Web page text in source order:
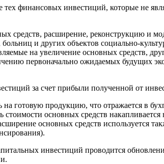
финансовых инвестиций, которые не
средств, расширение, реконструкцию и
и других объектов социально-
на увеличение основных средств,
первоначально ожидаемых будущих
за счет прибыли полученной от
готовую продукцию, что отражается в
основных средств
основных средств используется
инвестиций проводится